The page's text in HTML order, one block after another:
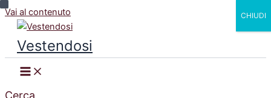
Vai al contenuto
Vestendosi
Cerca
CHIUDI